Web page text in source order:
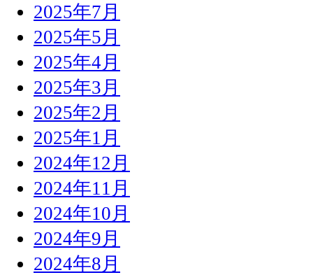
2025年7月
2025年5月
2025年4月
2025年3月
2025年2月
2025年1月
2024年12月
2024年11月
2024年10月
2024年9月
2024年8月